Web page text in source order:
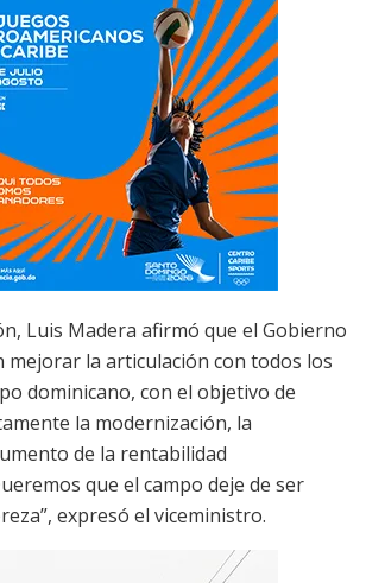
Luis Madera afirmó que el Gobierno
mejorar la articulación con todos los
dominicano, con el objetivo de
la modernización, la
de la rentabilidad
que el campo deje de ser
expresó el viceministro.